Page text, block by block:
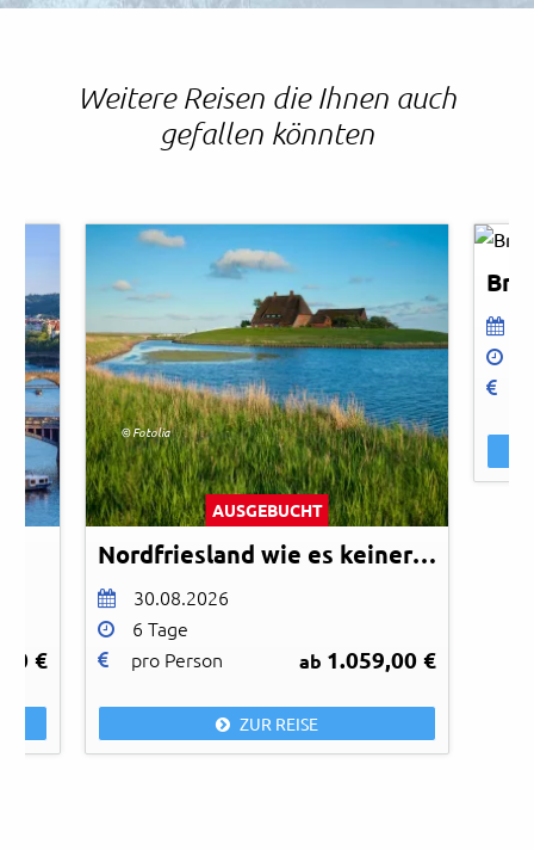
Weitere Reisen die Ihnen auch
gefallen könnten
€
© Fotolia
AUSGEBUCHT
Nordfriesland wie es keiner kennt
30.08.2026
6 Tage
pro Person
ab 1.059,00 €
ZUR REISE